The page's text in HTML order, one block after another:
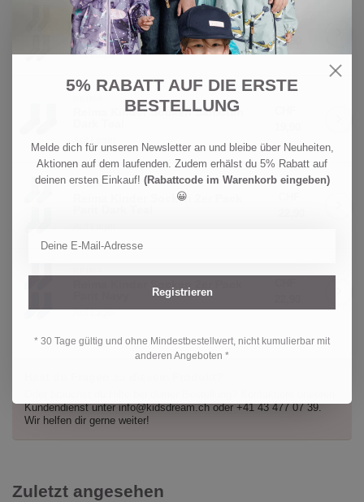
REIMA
Reima Kinder Socken 2er Pack
Parit Black
Auf Lager
CHF
22,90
Reima Kinder Socken Samoten
REIMA
Reima Kinder Socken 2er Pack
Reima Kinder Socken 2er Pack
Auf Lager
Kundendienst unterinfo@kidsdream.choder +41 43 477 07 39.
Wir helfen dir gerne weiter!
Zuletzt angesehen
5% RABATT AUF DIE ERSTE
BESTELLUNG
Melde dich für unseren Newsletter an und bleibe über Neuheiten,
Aktionen auf dem laufenden. Zudem erhälst du 5% Rabatt auf
deinen ersten Einkauf! (Rabattcode im Warenkorb eingeben)
😀
Registrieren
* 30 Tage gültig und ohne Mindestbestellwert, nicht kumulierbar mit
anderen Angeboten *